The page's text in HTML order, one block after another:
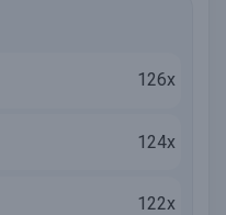
126x
124x
122x